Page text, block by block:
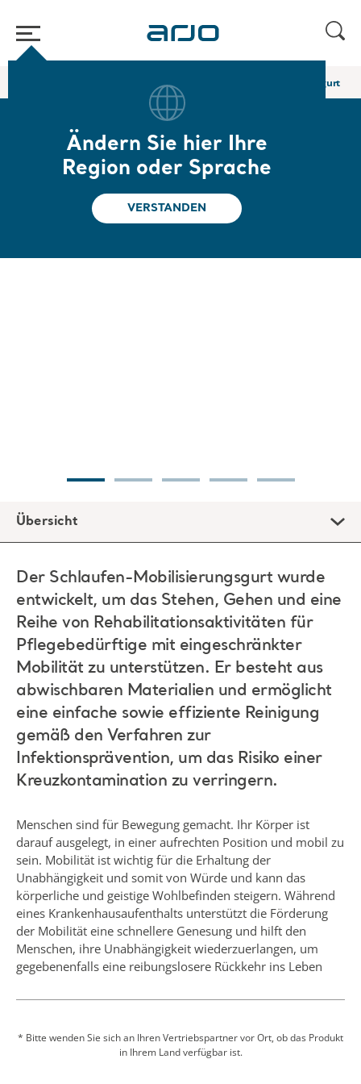
Ändern Sie hier Ihre
Region oder Sprache
VERSTANDEN
Stehhilfe- und Gehgurte Schlaufen-Mobilisierungsgurt
Schlaufen-
Mobilisierungsgurt
Der Schlaufen-Mobilisierungsgurt wurde
entwickelt, um das Stehen, Gehen und eine
Reihe von Rehabilitationsaktivitäten für
Mobilität zu unterstützen. Er besteht aus
abwischbaren Materialien und ermöglicht
eine einfache sowie effiziente Reinigung
gemäß den Verfahren zur
Infektionsprävention, um das Risiko einer
Kreuzkontamination zu verringern.
Menschen sind für Bewegung gemacht. Ihr Körper ist
darauf ausgelegt, in einer aufrechten Position und mobil zu
sein. Mobilität ist wichtig für die Erhaltung der
Unabhängigkeit und somit von Würde und kann das
eines Krankenhausaufenthalts unterstützt die Förderung
der Mobilität eine schnellere Genesung und hilft den
Menschen, ihre Unabhängigkeit wiederzuerlangen, um
gegebenenfalls eine reibungslosere Rückkehr ins Leben
außerhalb des Krankenhauses zu ermöglichen.
Der Schlaufen-Mobilisierungsgurt bietet dem
Pflegebedürftigen die benötigte Unterstützung, damit der
Therapeut ihn zu sinnvollen und realistischen Aktivitäten
einem kompatiblen Hilfsmittel entwickelt und unterstützt
Aufstehvorgänge, Steh- und Gehübungen sowie
Gehtraining mit partieller Gewichtsentlastung. Falls der
* Bitte wenden Sie sich an Ihren Vertriebspartner vor Ort, ob das Produkt
in Ihrem Land verfügbar ist.
Mehr anzeigen